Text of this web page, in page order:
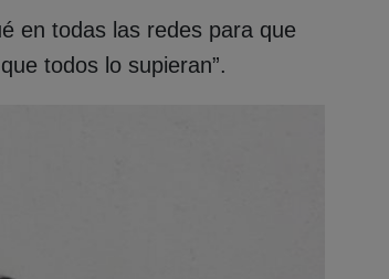
en todas las redes para que
todos lo supieran”.